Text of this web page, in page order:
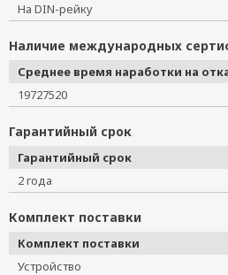
На DIN-рейку
Наличие международных
Среднее время наработки на
19727520
Гарантийный срок
Гарантийный срок
2 года
Комплект поставки
Комплект поставки
Устройство